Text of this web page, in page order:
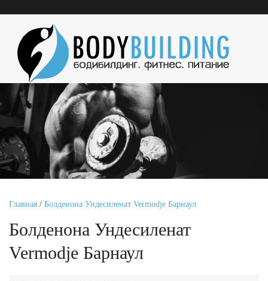
Главная / Болденона Ундесиленат Vermodje Барнаул
Болденона Ундесиленат
Vermodje Барнаул